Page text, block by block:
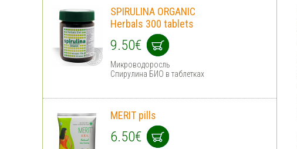
SPIRULINA ORGANIC
Herbals 300 tablets
9.50€
Микроводоросль
Спирулина БИО в таблетках
MERIT pills
6.50€